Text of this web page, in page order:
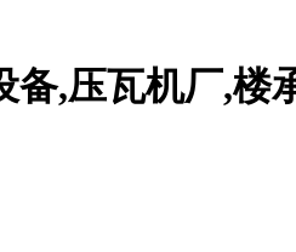
备,压瓦机厂,楼